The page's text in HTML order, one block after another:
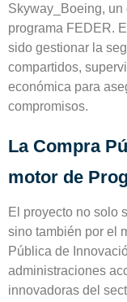
Skyway_Boeing, un
programa FEDER.
sido gestionar la
compartidos,
económica para
compromisos.
La Compra
motor de
El proyecto no solo
sino también por el
Pública de
administraciones
innovadoras del